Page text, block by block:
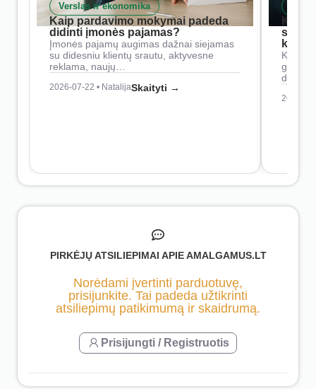
Verslas ir ekonomika
Kaip pardavimo mokymai padeda
didinti įmonės pajamas?
Įmonės pajamų augimas dažnai siejamas
su didesniu klientų srautu, aktyvesne
reklama, naujų…
2026-07-22 • NatalijaSkaityti →
Kaip
2026-
PIRKĖJŲ ATSILIEPIMAI APIE AMALGAMUS.LT
Norėdami įvertinti parduotuvę,
prisijunkite. Tai padeda užtikrinti
atsiliepimų patikimumą ir skaidrumą.
Prisijungti / Registruotis